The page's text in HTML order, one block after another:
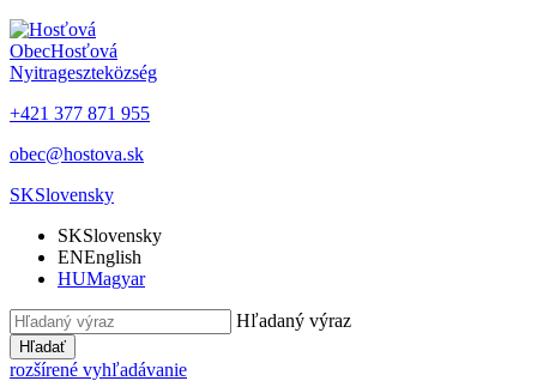
ObecHosťová
Nyitrageszteközség
+421 377 871 955
obec@hostova.sk
SKSlovensky
SKSlovensky
ENEnglish
HUMagyar
Hľadaný výraz
Hľadať
rozšírené vyhľadávanie